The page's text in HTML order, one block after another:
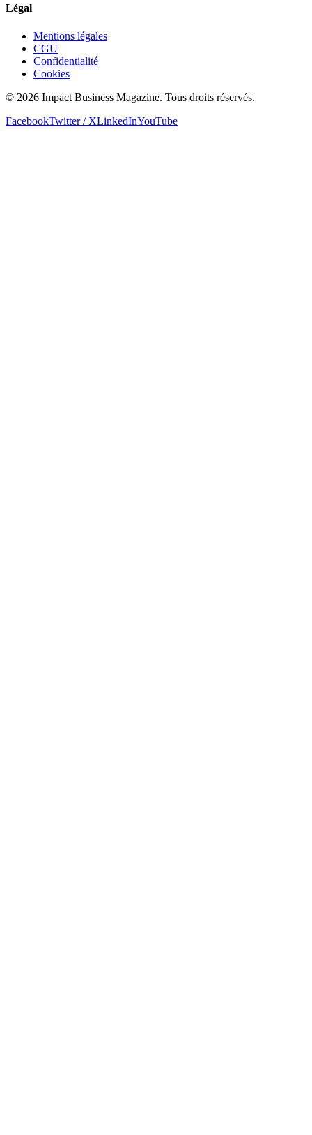
Légal
Mentions légales
CGU
Confidentialité
Cookies
© 2026 Impact Business Magazine. Tous droits réservés.
FacebookTwitter / XLinkedInYouTube